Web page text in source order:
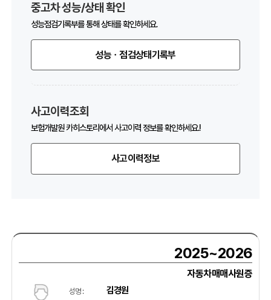
중고차 성능/상태 확인
성능점검기록부를 통해 상태를 확인하세요.
성능ㆍ점검상태기록부
사고이력조회
보험개발원 카히스토리에서 사고이력 정보를 확인하세요.!
사고이력정보
2025~2026
자동차매매사원증
성명 : 김경원